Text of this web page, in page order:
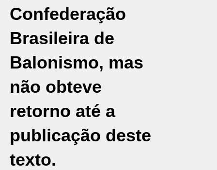
Confederação
Brasileira de
Balonismo, mas
não obteve
retorno até a
publicação deste
texto.